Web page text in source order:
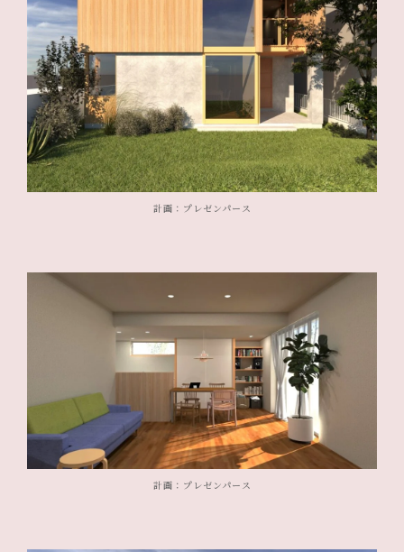
計画：プレゼンパース
計画：プレゼンパース